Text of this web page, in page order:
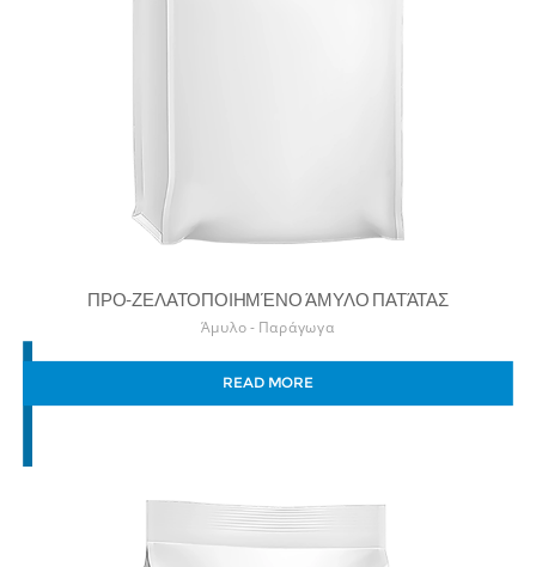
ΠΡΟ-ΖΕΛΑΤΟΠΟΙΗΜΈΝΟ ΆΜΥΛΟ ΠΑΤΆΤΑΣ
Άμυλο - Παράγωγα
READ MORE